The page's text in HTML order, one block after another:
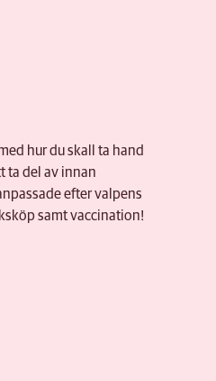
hur du skall ta hand
ta del av innan
efter valpens
samt vaccination!